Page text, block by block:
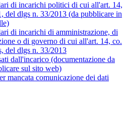
di incarichi politici di cui all'art. 14,
del dlgs n. 33/2013 (da pubblicare in
di incarichi di amministrazione, di
o di governo di cui all'art. 14, co.
del dlgs n. 33/2013
dall'incarico (documentazione da
sul sito web)
mancata comunicazione dei dati